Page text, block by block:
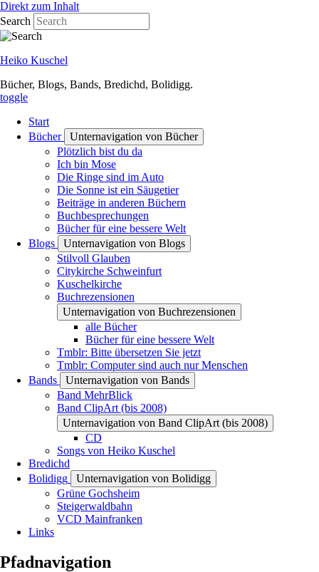
Direkt zum Inhalt
Search
Heiko Kuschel
Bücher, Blogs, Bands, Bredichd, Bolidigg.
toggle
Start
Bücher
Unternavigation von Bücher
Plötzlich bist du da
Ich bin Mose
Die Ringe sind im Auto
Die Sonne ist ein Säugetier
Beiträge in anderen Büchern
Buchbesprechungen
Bücher für eine bessere Welt
Blogs
Unternavigation von Blogs
Stilvoll Glauben
Citykirche Schweinfurt
Kuschelkirche
Buchrezensionen
Unternavigation von Buchrezensionen
alle Bücher
Bücher für eine bessere Welt
Tmblr: Bitte übersetzen Sie jetzt
Tmblr: Computer sind auch nur Menschen
Bands
Unternavigation von Bands
Band MehrBlick
Band ClipArt (bis 2008)
Unternavigation von Band ClipArt (bis 2008)
CD
Songs von Heiko Kuschel
Bredichd
Bolidigg
Unternavigation von Bolidigg
Grüne Gochsheim
Steigerwaldbahn
VCD Mainfranken
Links
Pfadnavigation